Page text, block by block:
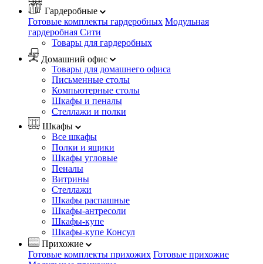
Гардеробные
Готовые комплекты гардеробных Модульная
гардеробная Сити
Товары для гардеробных
Домашний офис
Товары для домашнего офиса
Письменные столы
Компьютерные столы
Шкафы и пеналы
Стеллажи и полки
Шкафы
Все шкафы
Полки и ящики
Шкафы угловые
Пеналы
Витрины
Стеллажи
Шкафы распашные
Шкафы-антресоли
Шкафы-купе
Шкафы-купе Консул
Прихожие
Готовые комплекты прихожих Готовые прихожие